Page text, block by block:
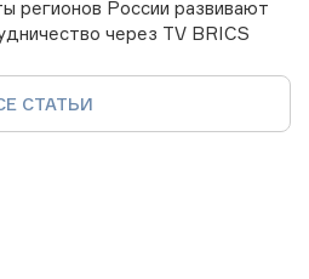
регионов России развивают
через TV BRICS
СТАТЬИ